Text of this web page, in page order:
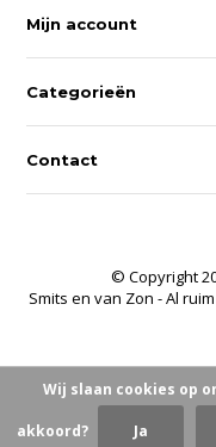
Mijn account
Categorieën
Contact
© Copyright
Smits en van Zon - Al
Wij slaan cookies op
akkoord? Ja